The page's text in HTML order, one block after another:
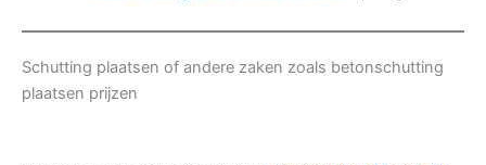
Schutting plaatsen of andere zaken zoals betonschutting
plaatsen prijzen